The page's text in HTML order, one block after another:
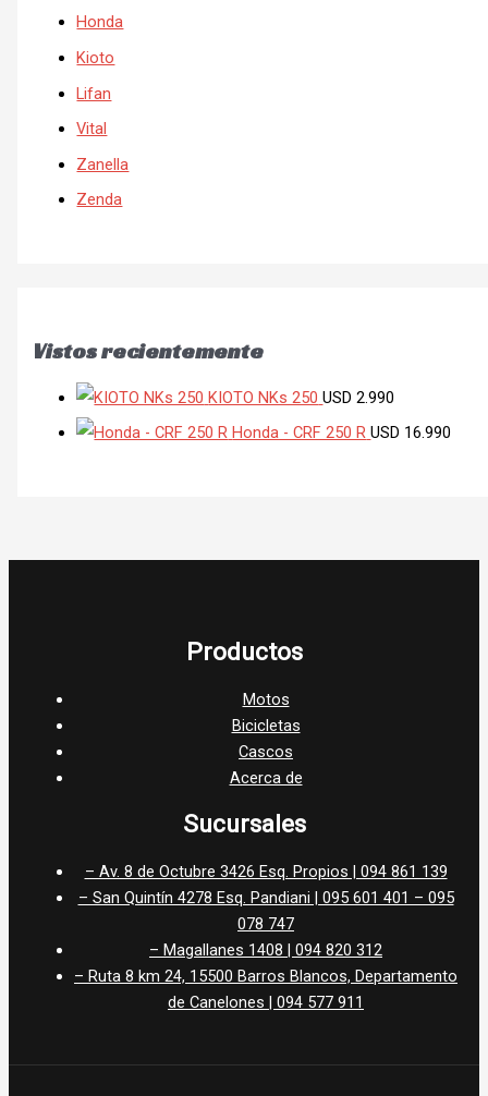
Honda
Kioto
Lifan
Vital
Zanella
Zenda
Vistos recientemente
KIOTO NKs 250 USD2.990
Honda - CRF 250 R USD 16.990
Productos
Motos
Bicicletas
Cascos
Acerca de
Sucursales
– Av. 8 de Octubre 3426 Esq. Propios | 094 861 139
– San Quintín 4278 Esq. Pandiani | 095 601 401 – 095
078 747
– Magallanes 1408 | 094 820 312
– Ruta 8 km 24, 15500 Barros Blancos, Departamento
de Canelones | 094 577 911